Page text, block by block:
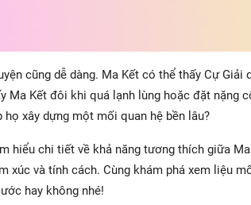
cũng dễ dàng. Ma Kết có thể thấy Cự Giải
Ma Kết đôi khi quá lạnh lùng hoặc đặt nặng
xây dựng một mối quan hệ bền lâu?
hiểu chi tiết về khả năng tương thích giữa
xúc và tính cách. Cùng khám phá xem liệu
hay không nhé!